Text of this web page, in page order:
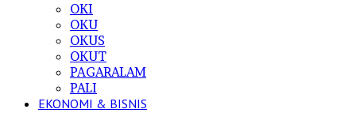
OKI
OKU
OKUS
OKUT
PAGARALAM
PALI
EKONOMI & BISNIS